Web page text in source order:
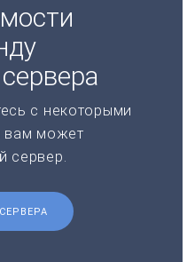
с некоторыми
вам может
сервер.